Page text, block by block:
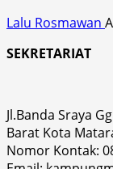
Lalu Rosmawan
SEKRETARIAT
Jl.Banda Sraya
Barat Kota
Nomor Kontak: